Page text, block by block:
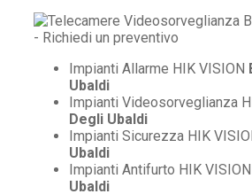
Impianti Allarme HIK VISION
Ubaldi
Impianti Videosorveglianza
Degli Ubaldi
Impianti Sicurezza HIK
Ubaldi
Impianti Antifurto HIK VISION
Ubaldi